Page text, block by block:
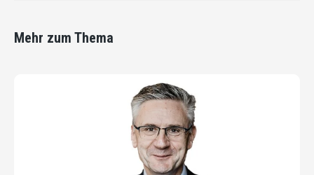
Mehr zum Thema